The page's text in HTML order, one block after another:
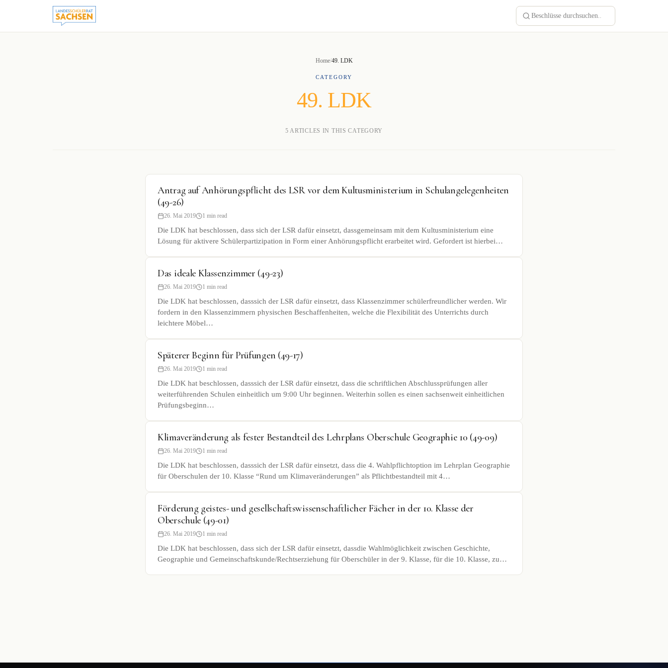
Home/49. LDK
CATEGORY
49. LDK
5 ARTICLES IN THIS CATEGORY
Antrag auf Anhörungspflicht des LSR vor dem Kultusministerium in Schulangelegenheiten
(49-26)
26. Mai 2019 1 min read
Die LDK hat beschlossen, dass sich der LSR dafür einsetzt, dassgemeinsam mit dem Kultusministerium eine
Lösung für aktivere Schülerpartizipation in Form einer Anhörungspflicht erarbeitet wird. Gefordert ist hierbei…
Das ideale Klassenzimmer (49-23)
26. Mai 2019 1 min read
Die LDK hat beschlossen, dasssich der LSR dafür einsetzt, dass Klassenzimmer schülerfreundlicher werden. Wir
fordern in den Klassenzimmern physischen Beschaffenheiten, welche die Flexibilität des Unterrichts durch
leichtere Möbel…
Späterer Beginn für Prüfungen (49-17)
26. Mai 2019 1 min read
Die LDK hat beschlossen, dasssich der LSR dafür einsetzt, dass die schriftlichen Abschlussprüfungen aller
weiterführenden Schulen einheitlich um 9:00 Uhr beginnen. Weiterhin sollen es einen sachsenweit einheitlichen
Prüfungsbeginn…
Klimaveränderung als fester Bestandteil des Lehrplans Oberschule Geographie 10 (49-09)
26. Mai 2019 1 min read
Die LDK hat beschlossen, dasssich der LSR dafür einsetzt, dass die 4. Wahlpflichtoption im Lehrplan Geographie
für Oberschulen der 10. Klasse “Rund um Klimaveränderungen” als Pflichtbestandteil mit 4…
Förderung geistes- und gesellschaftswissenschaftlicher Fächer in der 10. Klasse der
Oberschule (49-01)
26. Mai 2019 1 min read
Die LDK hat beschlossen, dass sich der LSR dafür einsetzt, dassdie Wahlmöglichkeit zwischen Geschichte,
Geographie und Gemeinschaftskunde/Rechtserziehung für Oberschüler in der 9. Klasse, für die 10. Klasse, zu…